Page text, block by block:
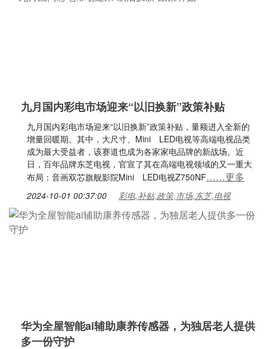
九月国内彩电市场迎来“以旧换新”政策补贴
九月国内彩电市场迎来“以旧换新”政策补贴，量额进入全新的
增量回暖期。其中，大尺寸、Mini LED电视等高端电视品类
成为最大受益者，该赛道也成为各家家电品牌的新战场。近
日，百年品牌东芝电视，官宣了其在高端电视领域的又一重大
布局：音画双芯旗舰影院Mini LED电视Z750NF……更多
2024-10-01 00:37:00 彩电,补贴,政策,市场,东芝,电视
华为全屋智能ai辅助康养传感器，为独居老人提供
多一份守护